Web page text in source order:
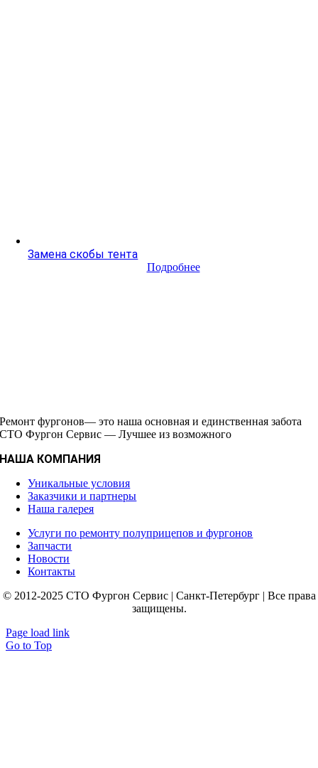
Замена скобы тента
Подробнее
Ремонт фургонов— это наша основная и единственная забота
СТО Фургон Сервис — Лучшее из возможного
НАША КОМПАНИЯ
Уникальные условия
Заказчики и партнеры
Наша галерея
Услуги по ремонту полуприцепов и фургонов
Запчасти
Новости
Контакты
© 2012-2025 СТО Фургон Сервис | Санкт-Петербург | Все права
защищены.
Page load link
Go to Top